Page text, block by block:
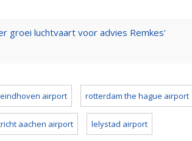
groei luchtvaart voor advies Remkes'
eindhoven airport rotterdam the hague airport
aachen airport lelystad airport